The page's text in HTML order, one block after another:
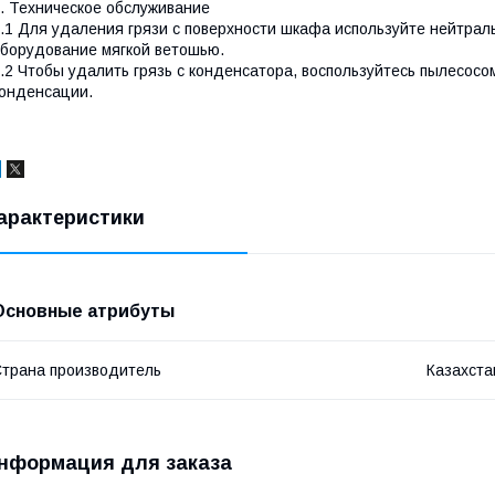
Техническое обслуживание
Для удаления грязи с поверхности шкафа используйте
мягкой ветошью.
Чтобы удалить грязь с конденсатора, воспользуйтесь
атрибуты
производитель
для заказа